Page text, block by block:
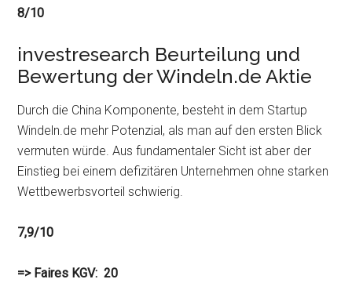
8/10
investresearch Beurteilung und
Bewertung der Windeln.de Aktie
Durch die China Komponente, besteht in dem Startup
Windeln.de mehr Potenzial, als man auf den ersten Blick
vermuten würde. Aus fundamentaler Sicht ist aber der
Einstieg bei einem defizitären Unternehmen ohne starken
Wettbewerbsvorteil schwierig.
7,9/10
=> Faires KGV: 20